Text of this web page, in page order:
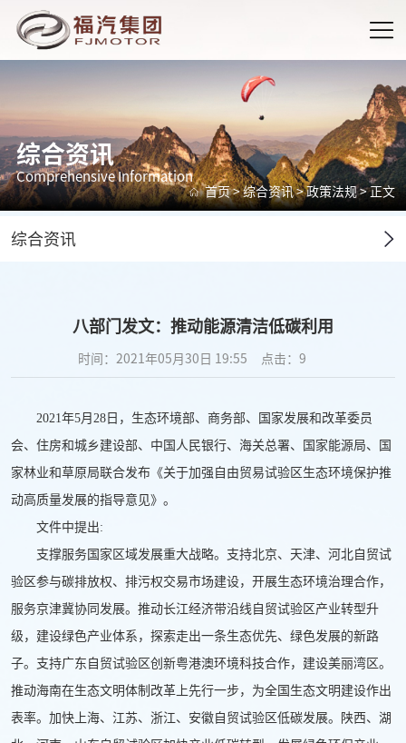
综合资讯
Comprehensive Information
首页>综合资讯>政策法规> 正文
综合资讯
八部门发文：推动能源清洁低碳利用
时间：2021年05月30日 19:55 点击：9
2021年5月28日，生态环境部、商务部、国家发展和改革委员
会、住房和城乡建设部、中国人民银行、海关总署、国家能源局、国
家林业和草原局联合发布《关于加强自由贸易试验区生态环境保护推
动高质量发展的指导意见》。
文件中提出:
支撑服务国家区域发展重大战略。支持北京、天津、河北自贸试
验区参与碳排放权、排污权交易市场建设，开展生态环境治理合作，
服务京津冀协同发展。推动长江经济带沿线自贸试验区产业转型升
级，建设绿色产业体系，探索走出一条生态优先、绿色发展的新路
子。 支持广东自贸试验区创新粤港澳环境科技合作，建设美丽湾区。
推动海南在生态文明体制改革上先行一步，为全国生态文明建设作出
表率。加快上海、江苏、浙江、安徽自贸试验区低碳发展。陕西、湖